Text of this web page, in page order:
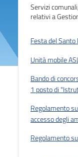
Servizi
relativi a
Festa del Santo
Unità mobile
Bando di
1 posto di
Regolamento
accesso degli
Regolamento